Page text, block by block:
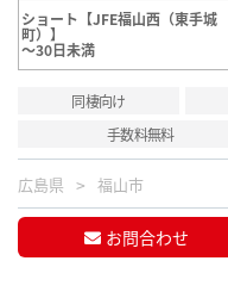
ショート【JFE福山西（東手城
町）】
～30日未満
同棲向け
手数料無料
広島県 福山市
お問合わせ